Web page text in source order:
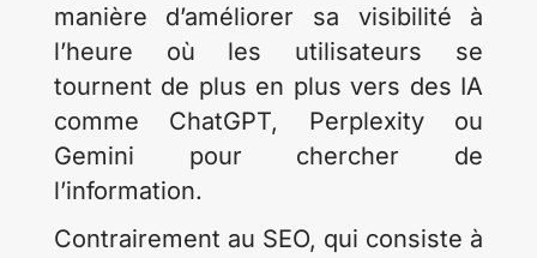
manière d’améliorer sa visibilité à
l’heure où les utilisateurs se
tournent de plus en plus vers des IA
comme ChatGPT, Perplexity ou
Gemini pour chercher de
l’information.
Contrairement au SEO, qui consiste à